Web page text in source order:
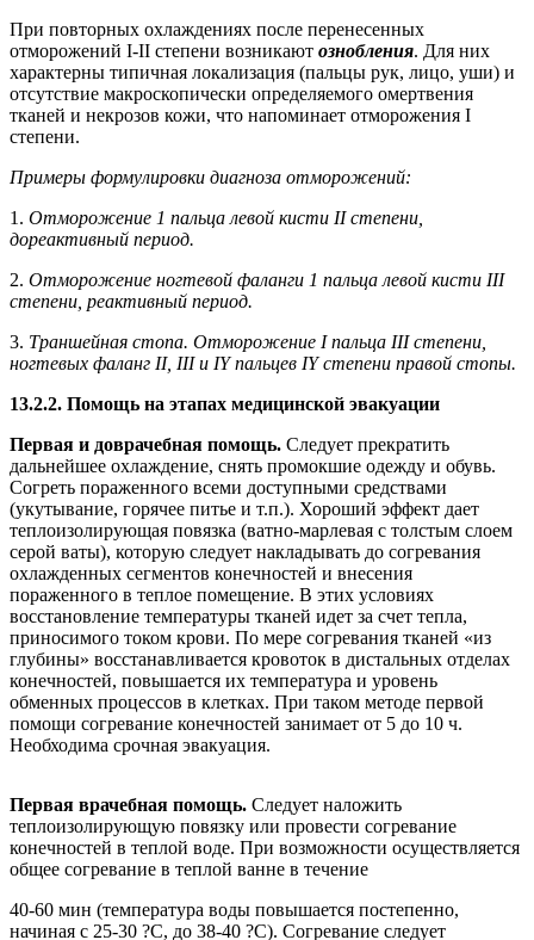
При повторных охлаждениях после перенесенных
отморожений I-II степени возникают ознобления. Для них
характерны типичная локализация (пальцы рук, лицо, уши) и
отсутствие макроскопически определяемого омертвения
тканей и некрозов кожи, что напоминает отморожения I
степени.
Примеры формулировки диагноза отморожений:
1. Отморожение 1 пальца левой кисти II степени,
дореактивный период.
2. Отморожение ногтевой фаланги 1 пальца левой кисти III
степени, реактивный период.
3. Траншейная стопа. Отморожение I пальца III степени,
ногтевых фаланг II, III и IY пальцев IY степени правой стопы.
13.2.2. Помощь на этапах медицинской эвакуации
Первая и доврачебная помощь. Следует прекратить
дальнейшее охлаждение, снять промокшие одежду и обувь.
Согреть пораженного всеми доступными средствами
(укутывание, горячее питье и т.п.). Хороший эффект дает
теплоизолирующая повязка (ватно-марлевая с толстым слоем
серой ваты), которую следует накладывать до согревания
охлажденных сегментов конечностей и внесения
пораженного в теплое помещение. В этих условиях
восстановление температуры тканей идет за счет тепла,
приносимого током крови. По мере согревания тканей «из
глубины» восстанавливается кровоток в дистальных отделах
конечностей, повышается их температура и уровень
обменных процессов в клетках. При таком методе первой
помощи согревание конечностей занимает от 5 до 10 ч.
Необходима срочная эвакуация.
Первая врачебная помощь. Следует наложить
теплоизолирующую повязку или провести согревание
конечностей в теплой воде. При возможности осуществляется
общее согревание в теплой ванне в течение
40-60 мин (температура воды повышается постепенно,
начиная с 25-30 ?С, до 38-40 ?С). Согревание следует